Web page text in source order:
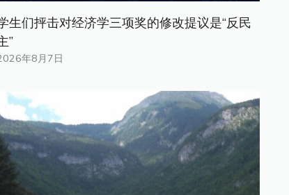
生们抨击对经济学三项奖的修改提议是“反民
”
年8月7日